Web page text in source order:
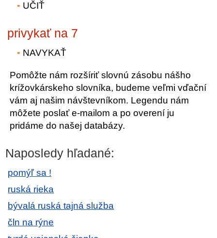
UČIŤ
privykať na 7
NAVYKAŤ
Pomôžte nám rozšíriť slovnú zásobu nášho
krížovkárskeho slovníka, budeme veľmi vďační
vám aj našim návštevníkom. Legendu nám
môžete poslať e-mailom a po overení ju
pridáme do našej databázy.
Naposledy hľadané:
pomýľ sa !
ruská rieka
bývalá ruská tajná služba
čln na rýne